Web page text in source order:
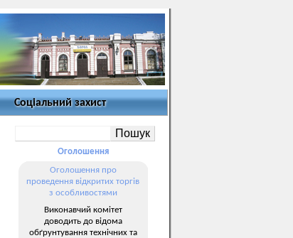
Соціальний захист
Оголошення
Оголошення про
проведення відкритих торгів
з особливостями
Виконавчий комітет
доводить до відома
обґрунтування технічних та